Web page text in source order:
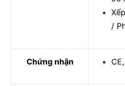
/
Chứng nhận